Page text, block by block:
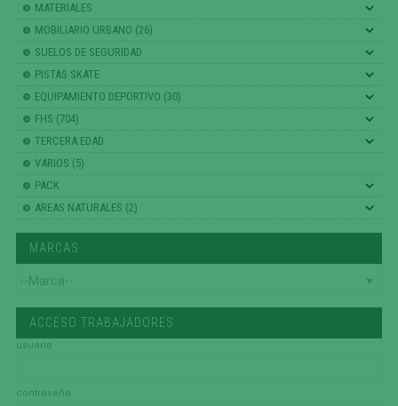
MATERIALES
MOBILIARIO URBANO (26)
SUELOS DE SEGURIDAD
PISTAS SKATE
EQUIPAMIENTO DEPORTIVO (30)
FHS (704)
TERCERA EDAD
VARIOS (5)
PACK
AREAS NATURALES (2)
MARCAS
ACCESO TRABAJADORES
usuario
contraseña